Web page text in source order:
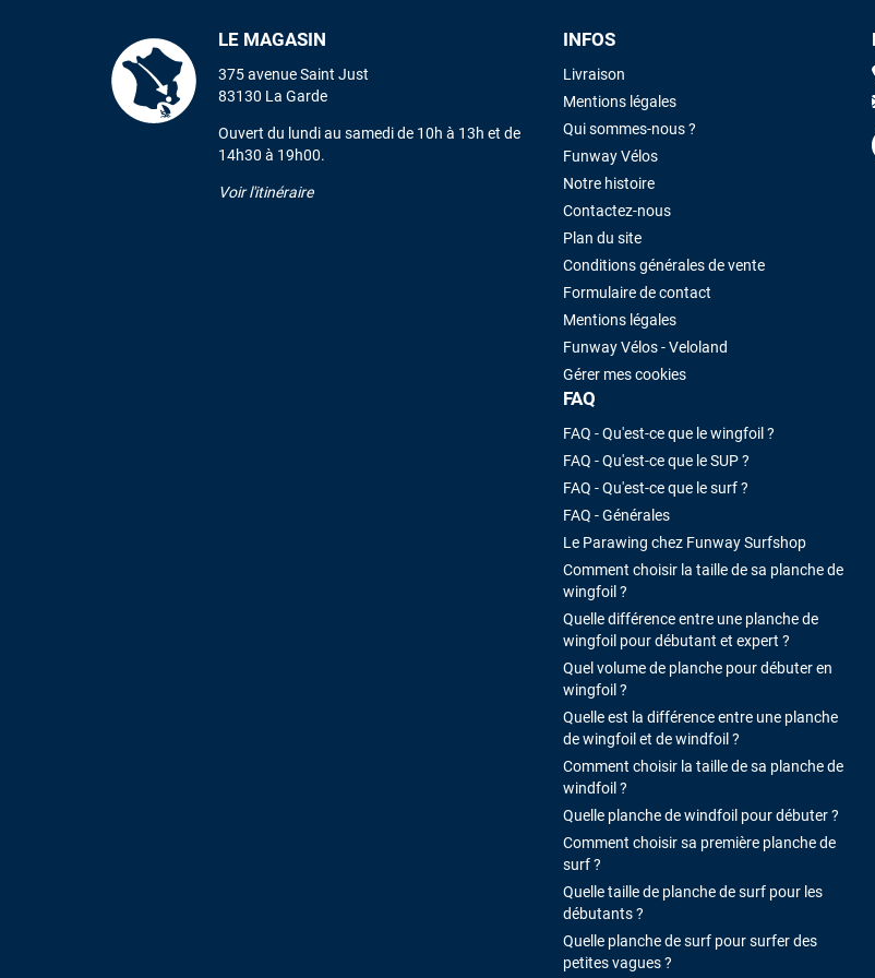
LE MAGASIN
375 avenue Saint Just
83130 La Garde
Ouvert du lundi au samedi de 10h à 13h et de
14h30 à 19h00.
Voir l'itinéraire
INFOS
Livraison
Mentions légales
Qui sommes-nous ?
Funway Vélos
Notre histoire
Contactez-nous
Plan du site
Conditions générales de vente
Formulaire de contact
Mentions légales
Funway Vélos - Veloland
Gérer mes cookies
FAQ
FAQ - Qu'est-ce que le wingfoil ?
FAQ - Qu'est-ce que le SUP ?
FAQ - Qu'est-ce que le surf ?
FAQ - Générales
Le Parawing chez Funway Surfshop
Comment choisir la taille de sa planche de
wingfoil ?
Quelle différence entre une planche de
wingfoil pour débutant et expert ?
Quel volume de planche pour débuter en
wingfoil ?
Quelle est la différence entre une planche
de wingfoil et de windfoil ?
Comment choisir la taille de sa planche de
windfoil ?
Quelle planche de windfoil pour débuter ?
Comment choisir sa première planche de
surf ?
Quelle taille de planche de surf pour les
débutants ?
Quelle planche de surf pour surfer des
petites vagues ?
Maronui RICHMOND
il y a 3 mois
J'ai acheté une voile d'occasion depuis Tahiti. Super
été rapide. La voile est arrivée en super état. Mauruuru
VOIR TOUS LES AVIS